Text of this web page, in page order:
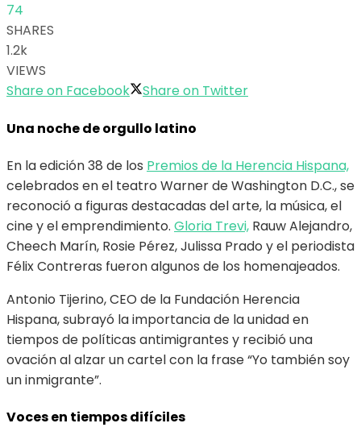
74
SHARES
1.2k
VIEWS
Share on Facebook
Share on Twitter
Una noche de orgullo latino
En la edición 38 de los Premios de la Herencia Hispana,
celebrados en el teatro Warner de Washington D.C., se
reconoció a figuras destacadas del arte, la música, el
cine y el emprendimiento. Gloria Trevi, Rauw Alejandro,
Cheech Marín, Rosie Pérez, Julissa Prado y el periodista
Félix Contreras fueron algunos de los homenajeados.
Antonio Tijerino, CEO de la Fundación Herencia
Hispana, subrayó la importancia de la unidad en
tiempos de políticas antimigrantes y recibió una
ovación al alzar un cartel con la frase “Yo también soy
un inmigrante”.
Voces en tiempos difíciles